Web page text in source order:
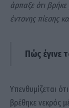
άρπαξε ότι
έντονης πίεσης
Πώς έγινε
Υπενθυμίζεται
βρέθηκε νεκρός